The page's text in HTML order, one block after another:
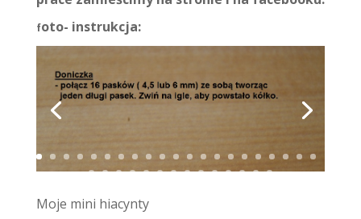
foto- instrukcja:
Moje mini hiacynty